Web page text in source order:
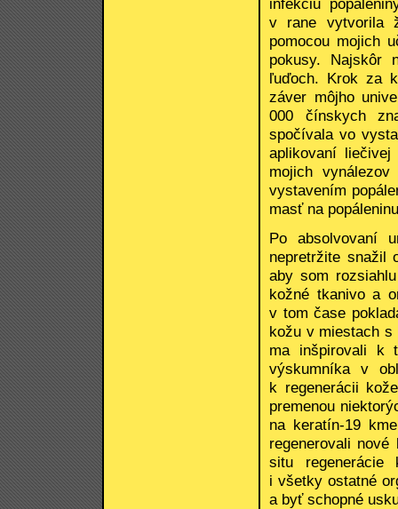
v rane vytvorila
pomocou mojich
pokusy. Najskôr
ľuďoch. Krok za
záver môjho
000 čínskych
spočívala vo
aplikovaní
mojich
vystavením
masť na
Po absolvovaní
nepretržite snažil
aby som
kožné tkanivo a
v tom čase
kožu v miestach s
ma inšpirovali k
výskumníka v
k regenerácii
premenou
na keratín-19
regenerovali
situ regenerácie
i všetky ostatné
a byť schopné